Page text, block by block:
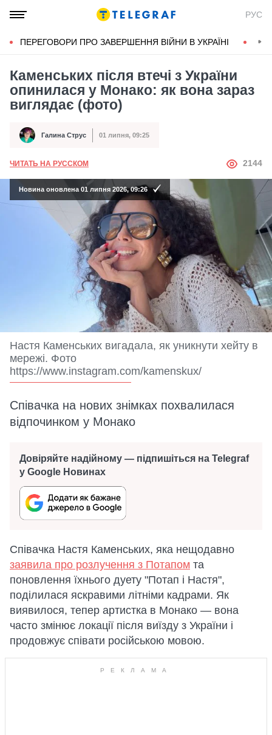
РУС
ПЕРЕГОВОРИ ПРО ЗАВЕРШЕННЯ ВІЙНИ В УКРАЇНІ
Каменських після втечі з України
опинилася у Монако: як вона зараз
виглядає (фото)
Автор Галина Струс
Дата публікації 01 липня, 09:25
ЧИТАТЬ НА РУССКОМ АВТОР
2144
Новина оновлена 01 липня 2026, 09:26
Настя Каменських вигадала, як уникнути хейту в
мережі. Фото
https://www.instagram.com/kamenskux/
Співачка на нових знімках похвалилася
відпочинком у Монако
Довіряйте надійному — підпишіться на Telegraf
у Google Новинах
Співачка Настя Каменських, яка нещодавно
заявила про розлучення з Потапом та
поновлення їхнього дуету "Потап і Настя",
поділилася яскравими літніми кадрами. Як
виявилося, тепер артистка в Монако — вона
часто змінює локації після виїзду з України і
продовжує співати російською мовою.